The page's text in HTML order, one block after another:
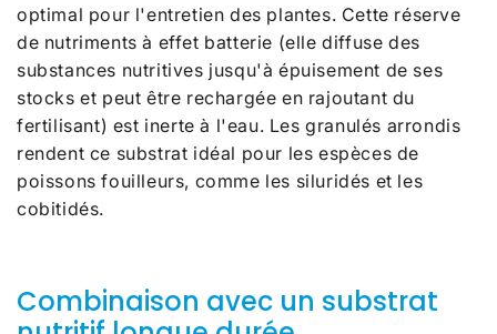
optimal pour l'entretien des plantes. Cette réserve
de nutriments à effet batterie (elle diffuse des
substances nutritives jusqu'à épuisement de ses
stocks et peut être rechargée en rajoutant du
fertilisant) est inerte à l'eau. Les granulés arrondis
rendent ce substrat idéal pour les espèces de
poissons fouilleurs, comme les siluridés et les
cobitidés.
Combinaison avec un substrat